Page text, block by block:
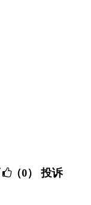
（0） 投诉